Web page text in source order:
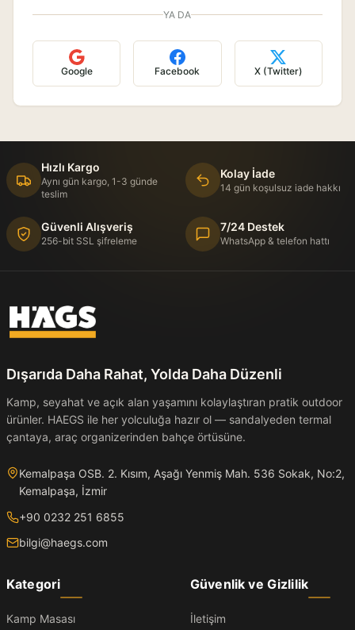
YA DA
Google Facebook X (Twitter)
Hızlı Kargo
Aynı gün kargo, 1-3 günde
teslim
Kolay İade
14 gün koşulsuz iade hakkı
Güvenli Alışveriş
256-bit SSL şifreleme
7/24 Destek
WhatsApp & telefon hattı
Dışarıda Daha Rahat, Yolda Daha Düzenli
Kamp, seyahat ve açık alan yaşamını kolaylaştıran pratik outdoor
ürünler. HAEGS ile her yolculuğa hazır ol — sandalyeden termal
çantaya, araç organizerinden bahçe örtüsüne.
Kemalpaşa OSB. 2. Kısım, Aşağı Yenmiş Mah. 536 Sokak, No:2,
Kemalpaşa, İzmir
+90 0232 251 6855
bilgi@haegs.com
Kategori
Kamp Masası
Güvenlik ve Gizlilik
İletişim